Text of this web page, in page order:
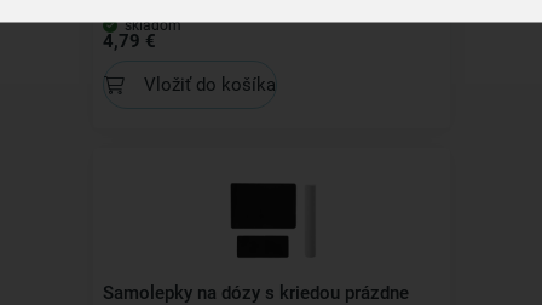
skladom
4,79 €
Vložiť do košíka
Samolepky na dózy s kriedou prázdne